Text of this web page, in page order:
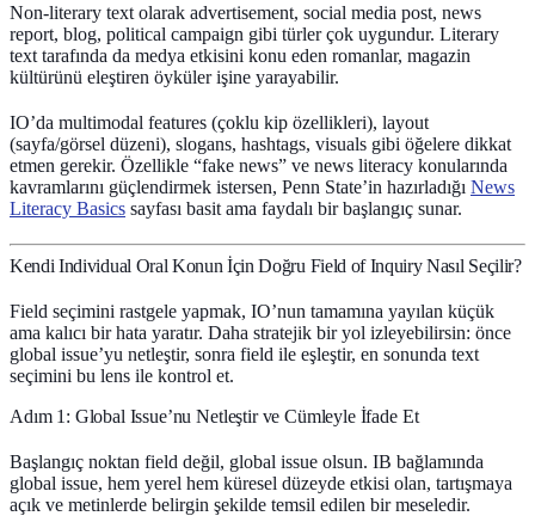
Non-literary text olarak advertisement, social media post, news
report, blog, political campaign gibi türler çok uygundur. Literary
text tarafında da medya etkisini konu eden romanlar, magazin
kültürünü eleştiren öyküler işine yarayabilir.
IO’da multimodal features (çoklu kip özellikleri), layout
(sayfa/görsel düzeni), slogans, hashtags, visuals gibi öğelere dikkat
etmen gerekir. Özellikle “fake news” ve news literacy konularında
kavramlarını güçlendirmek istersen, Penn State’in hazırladığı News
Literacy Basics sayfası basit ama faydalı bir başlangıç sunar.
Kendi Individual Oral Konun İçin Doğru Field of Inquiry Nasıl Seçilir?
Field seçimini rastgele yapmak, IO’nun tamamına yayılan küçük
ama kalıcı bir hata yaratır. Daha stratejik bir yol izleyebilirsin: önce
global issue’yu netleştir, sonra field ile eşleştir, en sonunda text
seçimini bu lens ile kontrol et.
Adım 1: Global Issue’nu Netleştir ve Cümleyle İfade Et
Başlangıç noktan field değil, global issue olsun. IB bağlamında
global issue, hem yerel hem küresel düzeyde etkisi olan, tartışmaya
açık ve metinlerde belirgin şekilde temsil edilen bir meseledir.